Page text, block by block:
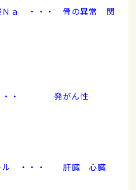
Ｎａ ・・・ 骨の異常 関
・・・ 発がん性
ール ・・・ 肝臓 心臓